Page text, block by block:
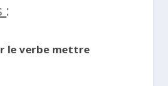
:
le verbe mettre